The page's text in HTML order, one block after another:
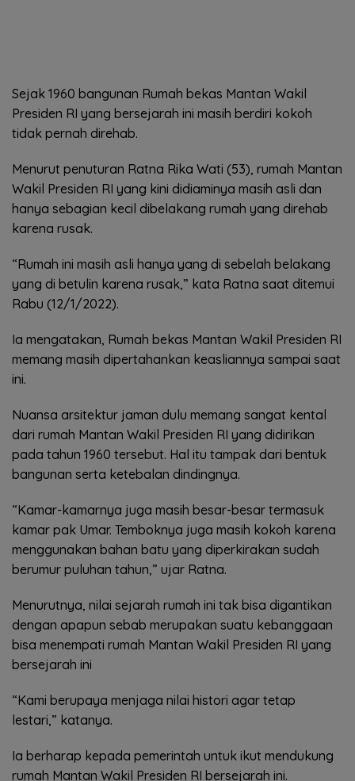
Sejak 1960 bangunan Rumah bekas Mantan Wakil
Presiden RI yang bersejarah ini masih berdiri kokoh
tidak pernah direhab.
Menurut penuturan Ratna Rika Wati (53), rumah Mantan
Wakil Presiden RI yang kini didiaminya masih asli dan
hanya sebagian kecil dibelakang rumah yang direhab
karena rusak.
“Rumah ini masih asli hanya yang di sebelah belakang
yang di betulin karena rusak,” kata Ratna saat ditemui
Rabu (12/1/2022).
Ia mengatakan, Rumah bekas Mantan Wakil Presiden RI
memang masih dipertahankan keasliannya sampai saat
ini.
Nuansa arsitektur jaman dulu memang sangat kental
dari rumah Mantan Wakil Presiden RI yang didirikan
pada tahun 1960 tersebut. Hal itu tampak dari bentuk
bangunan serta ketebalan dindingnya.
“Kamar-kamarnya juga masih besar-besar termasuk
kamar pak Umar. Temboknya juga masih kokoh karena
menggunakan bahan batu yang diperkirakan sudah
berumur puluhan tahun,” ujar Ratna.
Menurutnya, nilai sejarah rumah ini tak bisa digantikan
dengan apapun sebab merupakan suatu kebanggaan
bisa menempati rumah Mantan Wakil Presiden RI yang
bersejarah ini
“Kami berupaya menjaga nilai histori agar tetap
lestari,” katanya.
Ia berharap kepada pemerintah untuk ikut mendukung
rumah Mantan Wakil Presiden RI bersejarah ini.